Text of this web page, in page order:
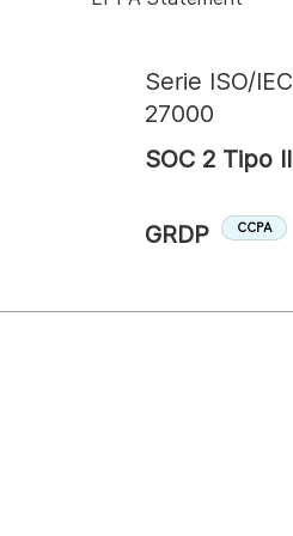
Serie ISO/IEC
27000
SOC 2 Tipo II
GRDP CCPA